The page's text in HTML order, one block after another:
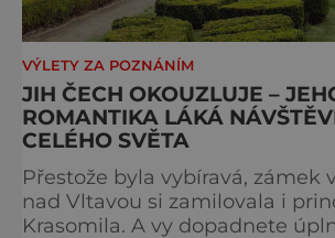
VÝLETY ZA POZNÁNÍM
JIH ČECH OKOUZLUJE –
ROMANTIKA LÁKÁ
CELÉHO SVĚTA
Přestože byla vybíravá, zámek
nad Vltavou si zamilovala i
Krasomila. A vy dopadnete